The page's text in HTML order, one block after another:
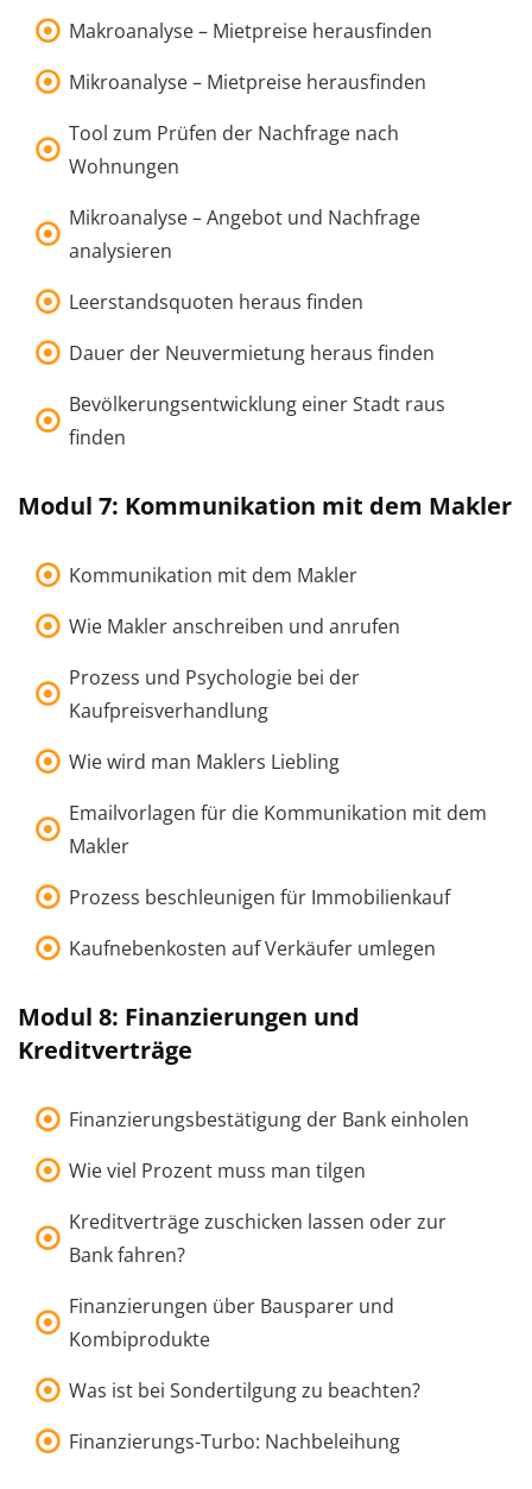
Makroanalyse – Mietpreise herausfinden
Mikroanalyse – Mietpreise herausfinden
Tool zum Prüfen der Nachfrage nach
Wohnungen
Mikroanalyse – Angebot und Nachfrage
analysieren
Leerstandsquoten heraus finden
Dauer der Neuvermietung heraus finden
Bevölkerungsentwicklung einer Stadt raus
finden
Modul 7: Kommunikation mit dem Makler
Kommunikation mit dem Makler
Wie Makler anschreiben und anrufen
Prozess und Psychologie bei der
Kaufpreisverhandlung
Wie wird man Maklers Liebling
Emailvorlagen für die Kommunikation mit dem
Makler
Prozess beschleunigen für Immobilienkauf
Kaufnebenkosten auf Verkäufer umlegen
Modul 8: Finanzierungen und
Kreditverträge
Finanzierungsbestätigung der Bank einholen
Wie viel Prozent muss man tilgen
Kreditverträge zuschicken lassen oder zur
Bank fahren?
Finanzierungen über Bausparer und
Kombiprodukte
Was ist bei Sondertilgung zu beachten?
Finanzierungs-Turbo: Nachbeleihung